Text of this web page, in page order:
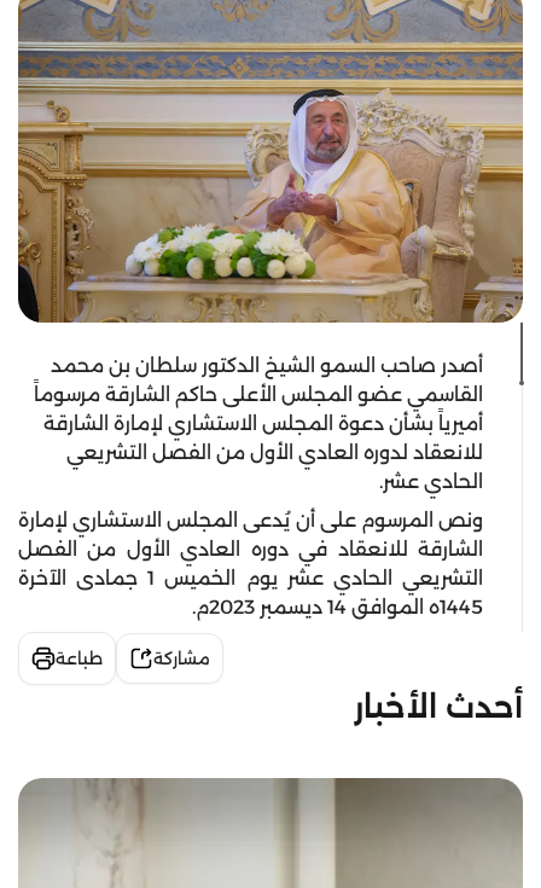
أصدر صاحب السمو الشيخ الدكتور سلطان بن محمد
القاسمي عضو المجلس الأعلى حاكم الشارقة مرسوماً
أميرياً بشأن دعوة المجلس الاستشاري لإمارة الشارقة
للانعقاد لدوره العادي الأول من الفصل التشريعي
الحادي عشر.
ونص المرسوم على أن يُدعى المجلس الاستشاري لإمارة
الشارقة للانعقاد في دوره العادي الأول من الفصل
التشريعي الحادي عشر يوم الخميس 1 جمادى الآخرة
1445ه الموافق 14 ديسمبر 2023م
.
مشاركة طباعة
أحدث الأخبار